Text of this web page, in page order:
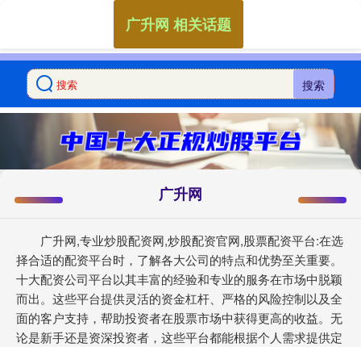
搜索
广升网
广升网,专业炒股配资网,炒股配资官网,股票配资平台:在选
择合适的配资平台时，了解各大公司的特点和优势至关重要。
十大配资公司平台以其丰富的经验和专业的服务在市场中脱颖
而出。这些平台提供灵活的资金杠杆、严格的风险控制以及全
面的客户支持，帮助投资者在股票市场中获得更高的收益。无
论是新手还是资深投资者，这些平台都能根据个人需求提供定
广升网 相关话题